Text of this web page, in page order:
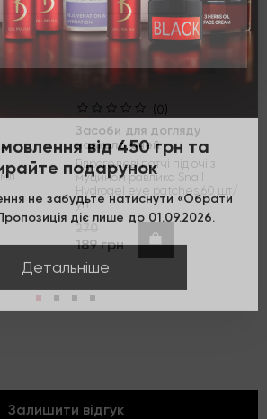
(0)
Засоби для догляду
навколо очей
Гідрогелеві патчі під очі з
муцином равлика Snail
Hydrogel eye patches 60 шт/
уп
270
189 грн Купити
Залишити відгук
від 450 грн та
подарунок
не забудьте натиснути «Обрати
діє лише до 01.09.2026.
Детальніше